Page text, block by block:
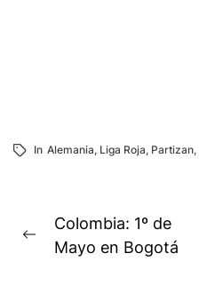
In Alemania, Liga Roja, Partizan,
Navegación
Previous
Colombia: 1º de
Mayo en Bogotá